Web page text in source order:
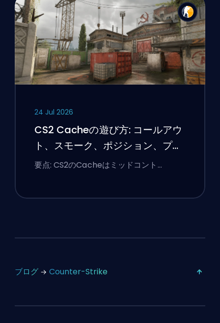
24 Jul 2026
CS2 Cacheの遊び方: コールアウ
ト、スモーク、ポジション、プレ
ミアのヒント
要点: CS2のCacheはミッドコント…
ブログ Counter-Strike